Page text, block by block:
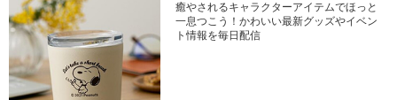
癒やされるキャラクターアイテムでほっと
一息つこう！かわいい最新グッズやイベン
ト情報を毎日配信